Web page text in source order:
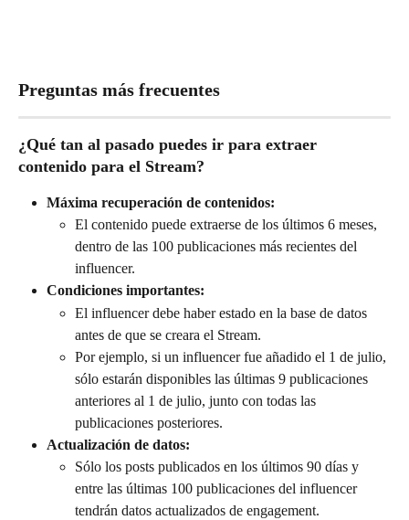
Preguntas más frecuentes
¿Qué tan al pasado puedes ir para extraer
contenido para el Stream?
Máxima recuperación de contenidos:
El contenido puede extraerse de los últimos 6 meses,
dentro de las 100 publicaciones más recientes del
influencer.
Condiciones importantes:
El influencer debe haber estado en la base de datos
antes de que se creara el Stream.
Por ejemplo, si un influencer fue añadido el 1 de julio,
sólo estarán disponibles las últimas 9 publicaciones
anteriores al 1 de julio, junto con todas las
publicaciones posteriores.
Actualización de datos:
Sólo los posts publicados en los últimos 90 días y
entre las últimas 100 publicaciones del influencer
tendrán datos actualizados de engagement.